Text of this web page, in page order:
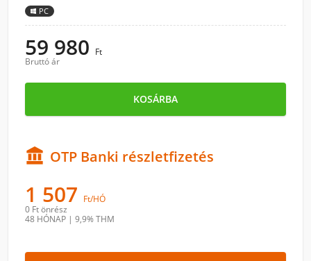
PC
59 980 Ft
Bruttó ár
KOSÁRBA
 OTP Banki részletfizetés
1 507 Ft/HÓ
0 Ftönrész
48 HÓNAP | 9,9% THM